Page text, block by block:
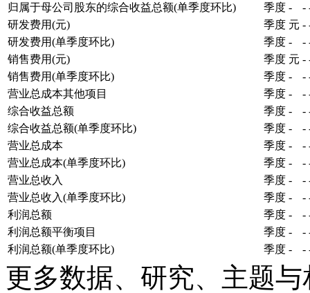
归属于母公司股东的综合收益总额(单季度环比)
季度 - -
研发费用(元)
季度 元 -
研发费用(单季度环比)
季度 - -
销售费用(元)
季度 元 -
销售费用(单季度环比)
季度 - -
营业总成本其他项目
季度 - -
综合收益总额
季度 - -
综合收益总额(单季度环比)
季度 - -
营业总成本
季度 - -
营业总成本(单季度环比)
季度 - -
营业总收入
季度 - -
营业总收入(单季度环比)
季度 - -
利润总额
季度 - -
利润总额平衡项目
季度 - -
利润总额(单季度环比)
季度 - -
更多数据、研究、主题